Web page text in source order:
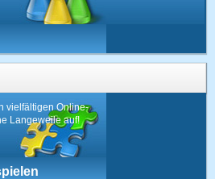
vielfältigen Online-
Langeweile auf!